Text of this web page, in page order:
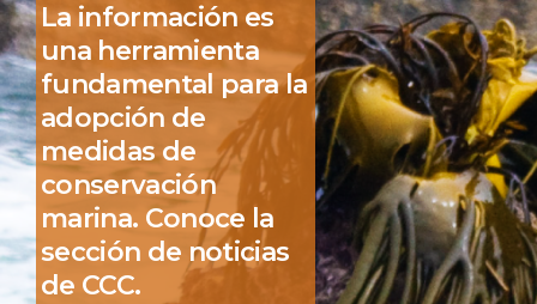
La información es
una herramienta
fundamental para la
adopción de
medidas de
conservación
marina. Conoce la
sección de noticias
de CCC.